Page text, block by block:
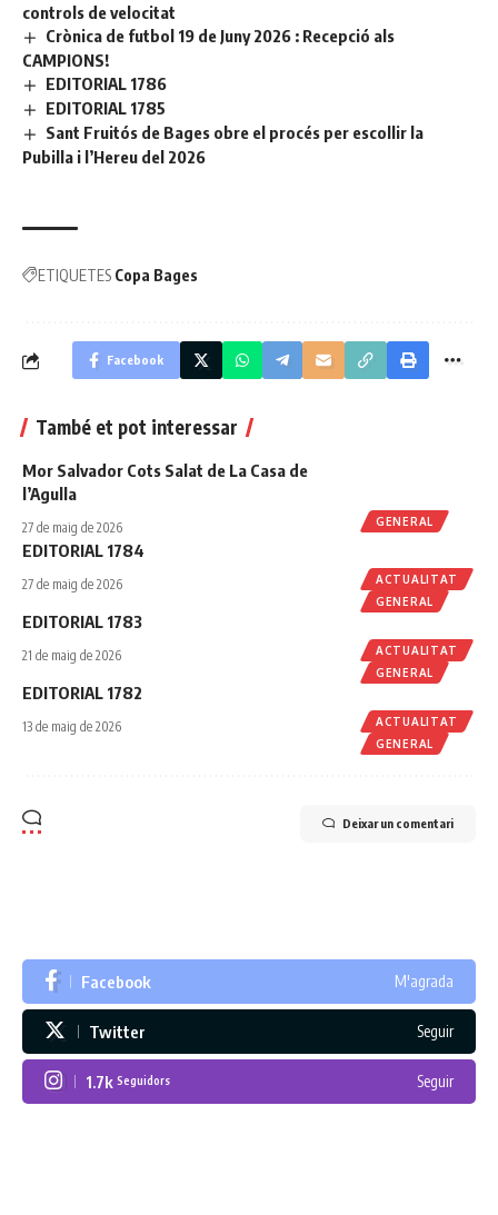
controls de velocitat
Crònica de futbol 19 de Juny 2026 : Recepció als
CAMPIONS!
EDITORIAL 1786
EDITORIAL 1785
Sant Fruitós de Bages obre el procés per escollir la
Pubilla i l’Hereu del 2026
ETIQUETES Copa Bages
Facebook
També et pot interessar
GENERAL
Mor Salvador Cots Salat de La Casa de
l’Agulla
27 de maig de 2026
ACTUALITAT
GENERAL
EDITORIAL 1784
27 de maig de 2026
ACTUALITAT
GENERAL
EDITORIAL 1783
21 de maig de 2026
ACTUALITAT
GENERAL
EDITORIAL 1782
13 de maig de 2026
Deixar un comentari
Facebook M'agrada
Twitter Seguir
1.7k Seguidors Seguir